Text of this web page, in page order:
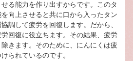
る能力を作り出すからです。このタ
向上させると共に口から入ったタン
調して疲労を回復します。だから、
回復に役立ちます。その結果、疲労
きます。そのために、にんにくは疲
られているのです。